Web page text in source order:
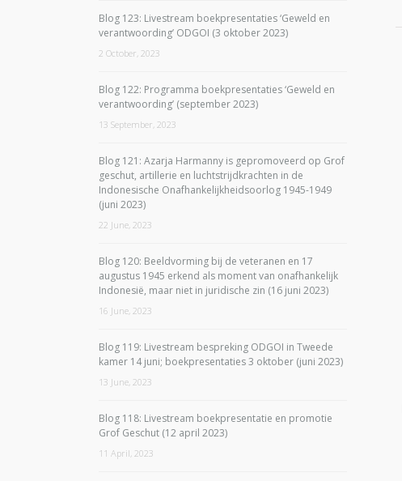
Blog 123: Livestream boekpresentaties ‘Geweld en
verantwoording’ ODGOI (3 oktober 2023)
2 October, 2023
Blog 122: Programma boekpresentaties ‘Geweld en
verantwoording’ (september 2023)
13 September, 2023
Blog 121: Azarja Harmanny is gepromoveerd op Grof
geschut, artillerie en luchtstrijdkrachten in de
Indonesische Onafhankelijkheidsoorlog 1945-1949
(juni 2023)
22 June, 2023
Blog 120: Beeldvorming bij de veteranen en 17
augustus 1945 erkend als moment van onafhankelijk
Indonesië, maar niet in juridische zin (16 juni 2023)
16 June, 2023
Blog 119: Livestream bespreking ODGOI in Tweede
kamer 14 juni; boekpresentaties 3 oktober (juni 2023)
13 June, 2023
Blog 118: Livestream boekpresentatie en promotie
Grof Geschut (12 april 2023)
11 April, 2023